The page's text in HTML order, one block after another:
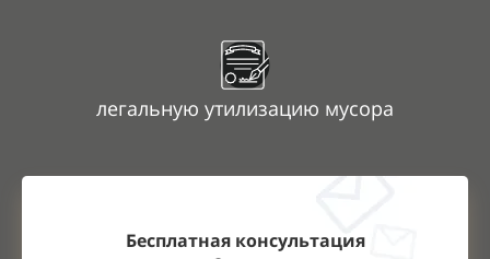
легальную утилизацию мусора
Бесплатная консультация